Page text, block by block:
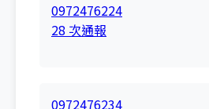
0972476224
28 次通報
0972476234